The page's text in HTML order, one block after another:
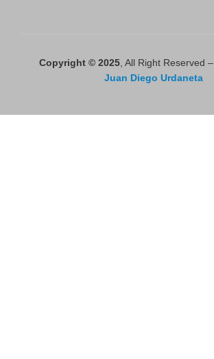
Copyright © 2025, All Right Reserved –
Juan Diego Urdaneta